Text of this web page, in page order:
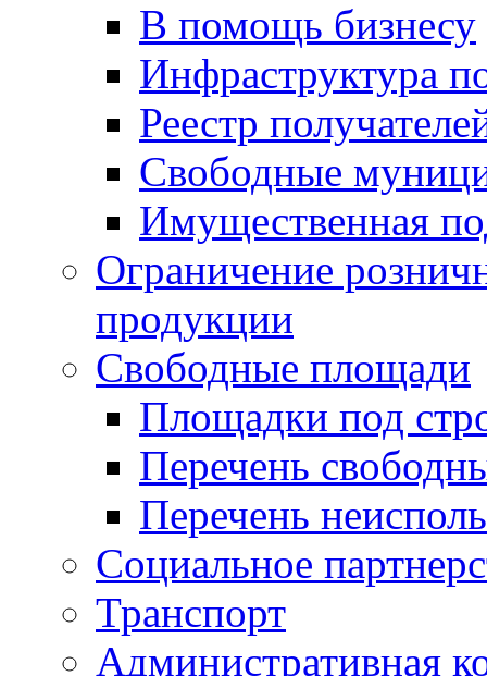
В помощь бизнесу
Инфраструктура
Реестр
Свободные
Имущественная
Ограничение
продукции
Свободные площади
Площадки под
Перечень
Перечень
Социальное
Транспорт
Административная